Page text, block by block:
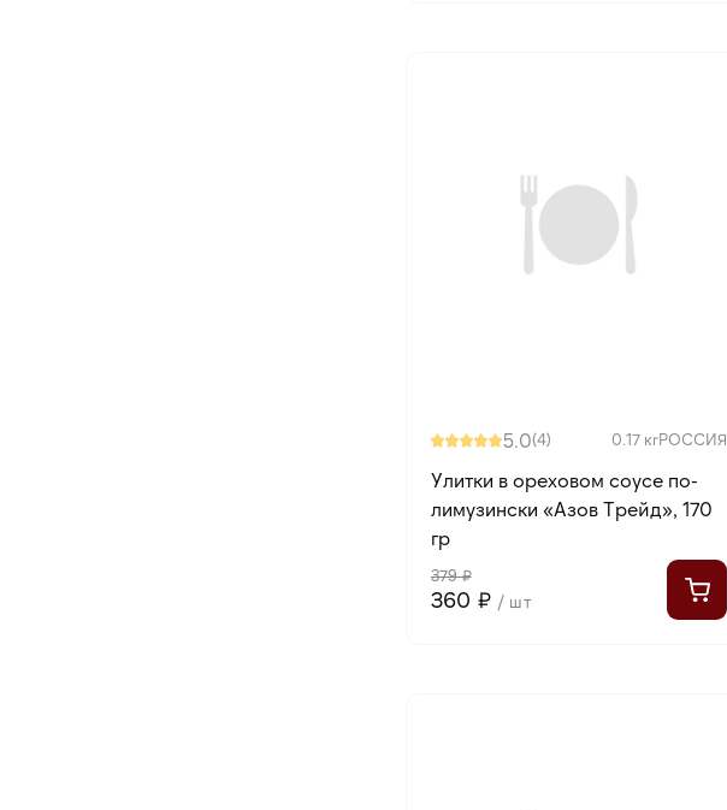
5.0(4) 0.17 кгРОССИЯ
Улитки в ореховом соусе по-
лимузински «Азов Трейд», 170
гр
379 ₽
360 ₽ / шт